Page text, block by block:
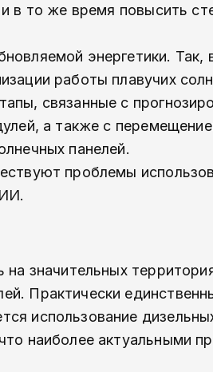
в то же время повысить
энергетики. Так,
работы плавучих
связанные с
а также с
панелей.
проблемы
значительных
Практически
использование
наиболее актуальными